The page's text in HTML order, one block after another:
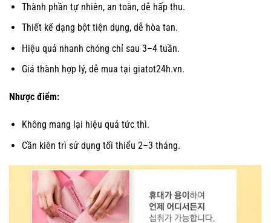
Thành phần tự nhiên, an toàn, dễ hấp thu.
Thiết kế dạng bột tiện dụng, dễ hòa tan.
Hiệu quả nhanh chóng chỉ sau 3–4 tuần.
Giá thành hợp lý, dễ mua tại giatot24h.vn.
Nhược điểm:
Không mang lại hiệu quả tức thì.
Cần kiên trì sử dụng tối thiểu 2–3 tháng.